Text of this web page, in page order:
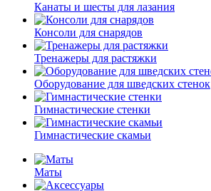
Канаты и шесты для лазания
Консоли для снарядов
Тренажеры для растяжки
Оборудование для шведских стенок
Гимнастические стенки
Гимнастические скамьи
Маты